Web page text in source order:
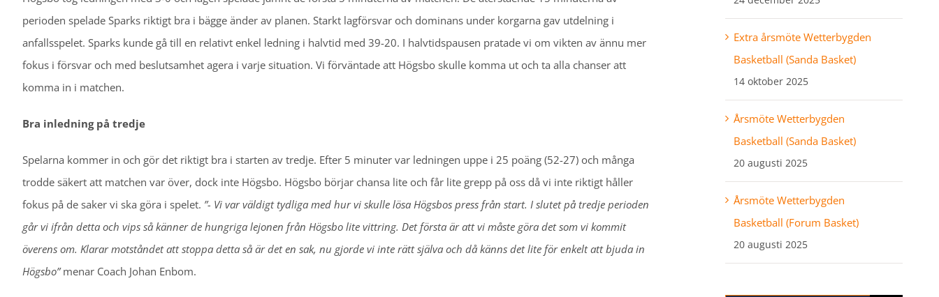
perioden spelade Sparks riktigt bra i bägge änder av planen. Starkt lagförsvar och dominans under korgarna gav utdelning i
anfallsspelet. Sparks kunde gå till en relativt enkel ledning i halvtid med 39-20. I halvtidspausen pratade vi om vikten av ännu mer
fokus i försvar och med beslutsamhet agera i varje situation. Vi förväntade att Högsbo skulle komma ut och ta alla chanser att
komma in i matchen.
Bra inledning på tredje
Spelarna kommer in och gör det riktigt bra i starten av tredje. Efter 5 minuter var ledningen uppe i 25 poäng (52-27) och många
trodde säkert att matchen var över, dock inte Högsbo. Högsbo börjar chansa lite och får lite grepp på oss då vi inte riktigt håller
fokus på de saker vi ska göra i spelet. ”- Vi var väldigt tydliga med hur vi skulle lösa Högsbos press från start. I slutet på tredje perioden
går vi ifrån detta och vips så känner de hungriga lejonen från Högsbo lite vittring. Det första är att vi måste göra det som vi kommit
överens om. Klarar motståndet att stoppa detta så är det en sak, nu gjorde vi inte rätt själva och då känns det lite för enkelt att bjuda in
Högsbo”menar Coach Johan Enbom.
Extra årsmöte Wetterbygden
Basketball (Sanda Basket)
14 oktober 2025
Årsmöte Wetterbygden
Basketball (Sanda Basket)
20 augusti 2025
Årsmöte Wetterbygden
Basketball (Forum Basket)
20 augusti 2025